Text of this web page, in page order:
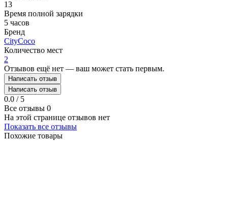
13
Время полной зарядки
5 часов
Бренд
CityCoco
Количество мест
2
Отзывов ещё нет — ваш может стать первым.
Написать отзыв
Написать отзыв
0.0 / 5
Все отзывы 0
На этой странице отзывов нет
Показать все отзывы
Похожие товары